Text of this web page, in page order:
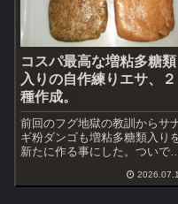
コスパ最高な増粘多糖類
入りの自作練りエサ、２
種作成。
前回のフグ地獄の教訓からサ
ギ粉ダンゴも増粘多糖類入り
新たに作る事にした。ついで
作る。左がサナギ粉ダンゴ、